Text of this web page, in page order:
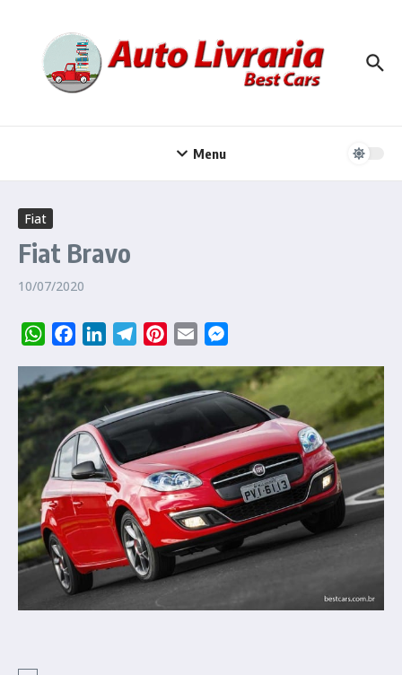
Menu
Fiat
Fiat Bravo
10/07/2020
WhatsAppFacebookLinkedInTelegramPinterest
Email